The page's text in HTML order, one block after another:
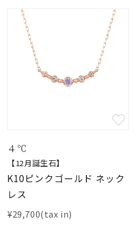
４℃
【12月誕生石】
K10ピンクゴールド ネック
レス
¥29,700(tax in)